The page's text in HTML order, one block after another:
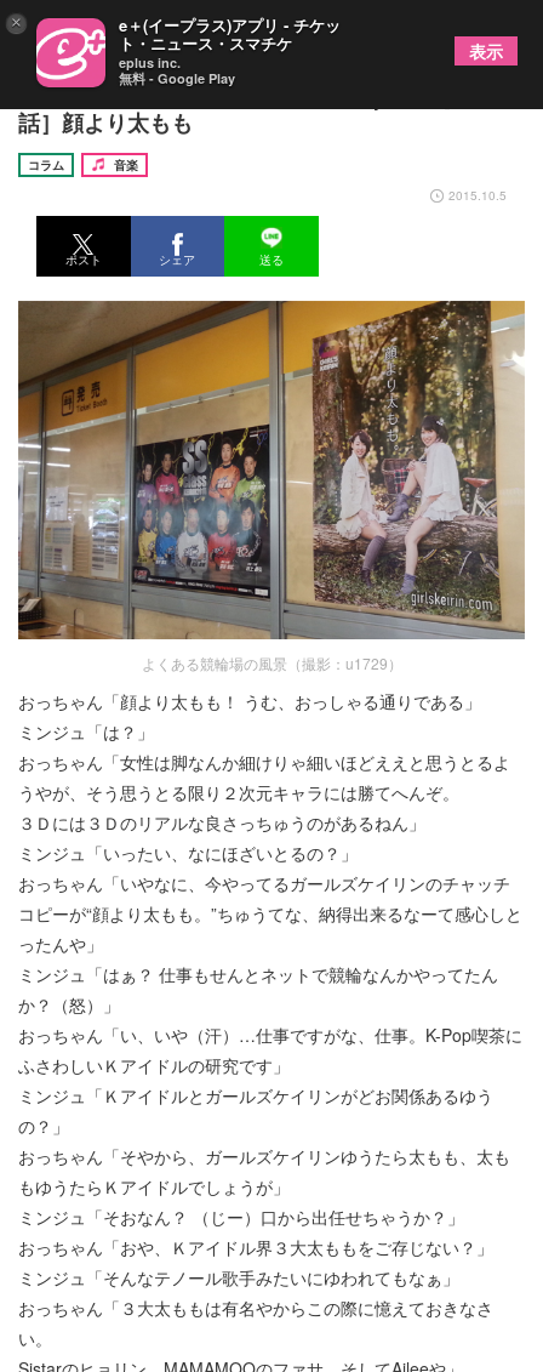
おっちゃん＆ミンジュの怪しいK-Pop喫茶［第4
話］顔より太もも
コラム
音楽
2015.10.5
ポスト シェア 送る
よくある競輪場の風景（撮影：u1729）
おっちゃん「顔より太もも！ うむ、おっしゃる通りである」
ミンジュ「は？」
おっちゃん「女性は脚なんか細けりゃ細いほどええと思うとるよ
うやが、そう思うとる限り２次元キャラには勝てへんぞ。
３Ｄには３Ｄのリアルな良さっちゅうのがあるねん」
ミンジュ「いったい、なにほざいとるの？」
おっちゃん「いやなに、今やってるガールズケイリンのチャッチ
コピーが“顔より太もも。”ちゅうてな、納得出来るなーて感心しと
ったんや」
ミンジュ「はぁ？ 仕事もせんとネットで競輪なんかやってたん
か？（怒）」
おっちゃん「い、いや（汗）…仕事ですがな、仕事。K-Pop喫茶に
ふさわしいＫアイドルの研究です」
ミンジュ「Ｋアイドルとガールズケイリンがどお関係あるゆう
の？」
おっちゃん「そやから、ガールズケイリンゆうたら太もも、太も
もゆうたらＫアイドルでしょうが」
ミンジュ「そおなん？ （じー）口から出任せちゃうか？」
おっちゃん「おや、Ｋアイドル界３大太ももをご存じない？」
ミンジュ「そんなテノール歌手みたいにゆわれてもなぁ」
おっちゃん「３大太ももは有名やからこの際に憶えておきなさ
い。
× e＋(イープラス)アプリ - チケッ
ト・ニュース・スマチケ
eplus inc.
無料 - Google Play
表示